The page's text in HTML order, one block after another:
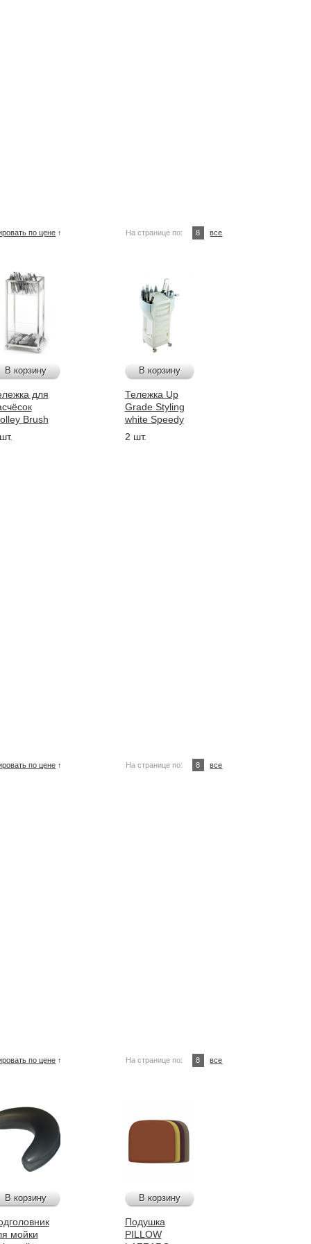
На странице по: 8 все
по цене ↑
В корзину
для
Brush
В корзину
Тележка Up
Grade Styling
white Speedy
2 шт.
На странице по: 8 все
по цене ↑
На странице по: 8 все
по цене ↑
В корзину
мойки
В корзину
Подушка
PILLOW